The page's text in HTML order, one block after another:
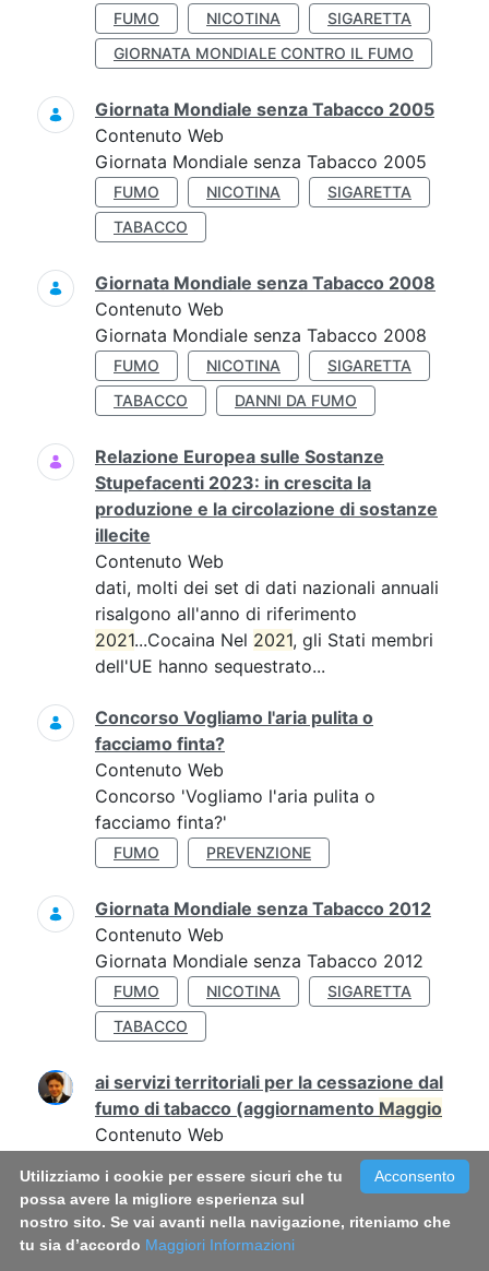
FUMO NICOTINA
SIGARETTA
GIORNATA MONDIALE CONTRO IL FUMO
Giornata Mondiale senza Tabacco 2005
Contenuto Web
Giornata Mondiale senza Tabacco 2005
FUMO NICOTINA
SIGARETTA
TABACCO
Giornata Mondiale senza Tabacco 2008
Contenuto Web
Giornata Mondiale senza Tabacco 2008
FUMO NICOTINA
SIGARETTA
TABACCO
DANNI DA FUMO
Relazione Europea sulle Sostanze
Stupefacenti 2023: in crescita la
produzione e la circolazione di sostanze
illecite
Contenuto Web
dati, molti dei set di dati nazionali annuali
risalgono all'anno di riferimento
2021...Cocaina Nel 2021, gli Stati membri
dell'UE hanno sequestrato...
Concorso Vogliamo l'aria pulita o
facciamo finta?
Contenuto Web
Concorso 'Vogliamo l'aria pulita o
facciamo finta?'
FUMO PREVENZIONE
Giornata Mondiale senza Tabacco 2012
Contenuto Web
Giornata Mondiale senza Tabacco 2012
FUMO NICOTINA
SIGARETTA
TABACCO
ai servizi territoriali per la cessazione dal
fumo di tabacco (aggiornamento Maggio
Contenuto Web
La presente guida, aggiornata al mese di
maggio2019, è un elenco ragionato delle
GUIDA SERVIZI
Acconsento
Utilizziamo i cookie per essere sicuri che tu
possa avere la migliore esperienza sul
nostro sito. Se vai avanti nella navigazione, riteniamo che
tu sia d’accordo Maggiori Informazioni